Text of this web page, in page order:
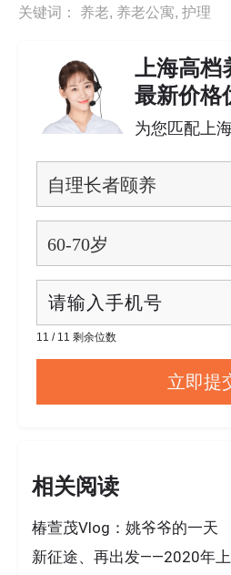
关键词： 养老, 养老公寓, 护理
上海高档
最新价格
为您匹配上
11 / 11 剩余位数
相关阅读
椿萱茂Vlog：姚爷爷的一天
新征途、再出发——2020年